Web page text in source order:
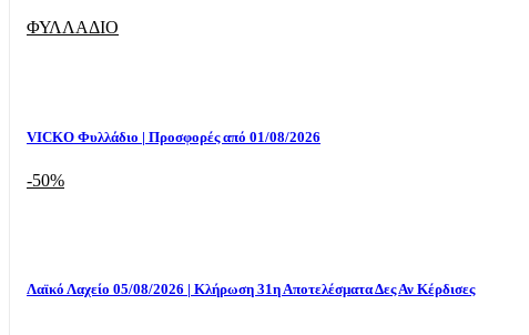
ΦΥΛΛΑΔΙΟ
VICKO Φυλλάδιο | Προσφορές από 01/08/2026
-50%
Λαϊκό Λαχείο 05/08/2026 | Κλήρωση 31η Αποτελέσματα Δες Αν Κέρδισες